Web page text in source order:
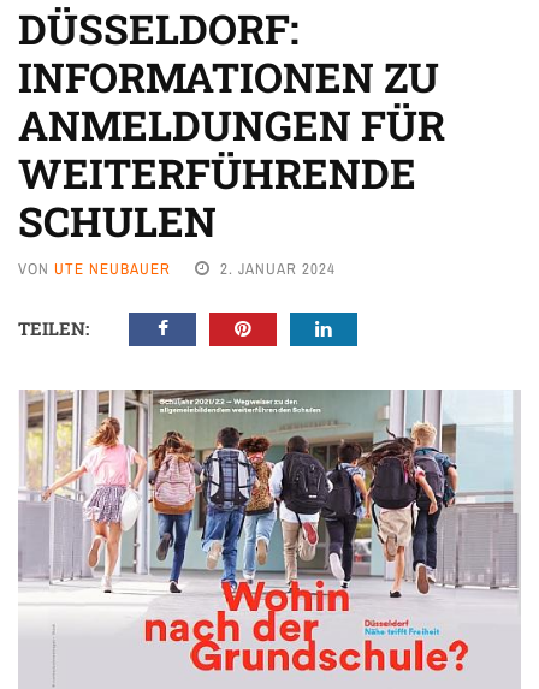
DÜSSELDORF:
INFORMATIONEN ZU
ANMELDUNGEN FÜR
WEITERFÜHRENDE
SCHULEN
VON UTE NEUBAUER 2. JANUAR 2024
TEILEN: